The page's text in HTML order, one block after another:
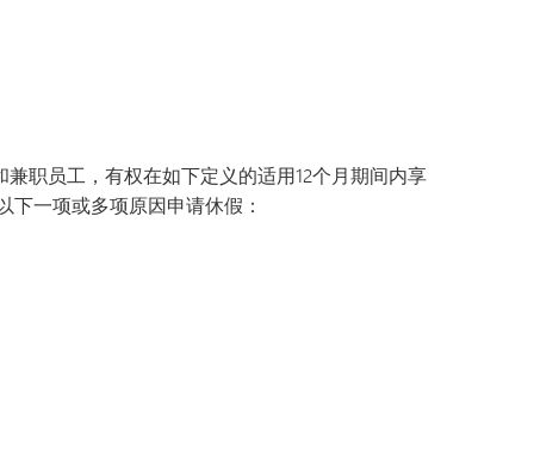
职员工，有权在如下定义的适用12个月期间内享
一项或多项原因申请休假：